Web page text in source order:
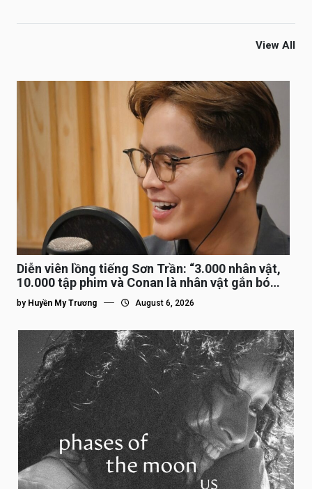
View All
Diễn viên lồng tiếng Sơn Trần: “3.000 nhân vật,
10.000 tập phim và Conan là nhân vật gắn bó
lâu nhất”
by Huyền My Trương August 6, 2026